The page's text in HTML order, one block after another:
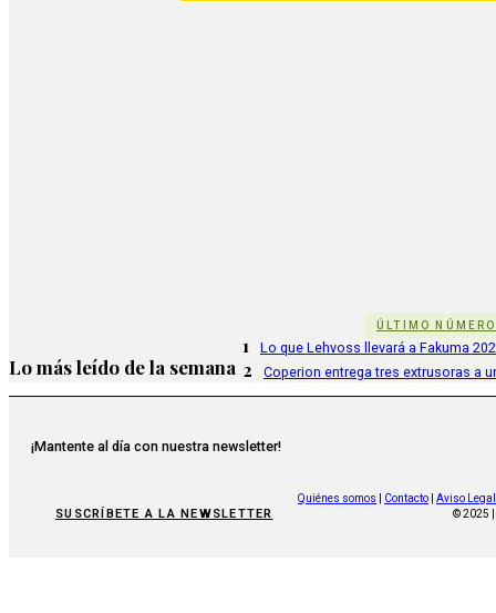
ÚLTIMO NÚMERO
Lo más leído de la semana
1 Lo que Lehvoss llevará a Fakuma
2 Coperion entrega tres extrusoras a
¡Mantente al día con nuestra newsletter!
SUSCRÍBETE A LA NEWSLETTER
Quiénes somos Contacto
Aviso Legal
© 2025